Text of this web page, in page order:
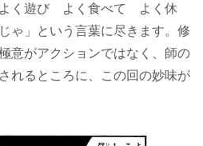
く遊び よく食べて よく休
ゃ」という言葉に尽きます。修
意がアクションではなく、師の
れるところに、この回の妙味が